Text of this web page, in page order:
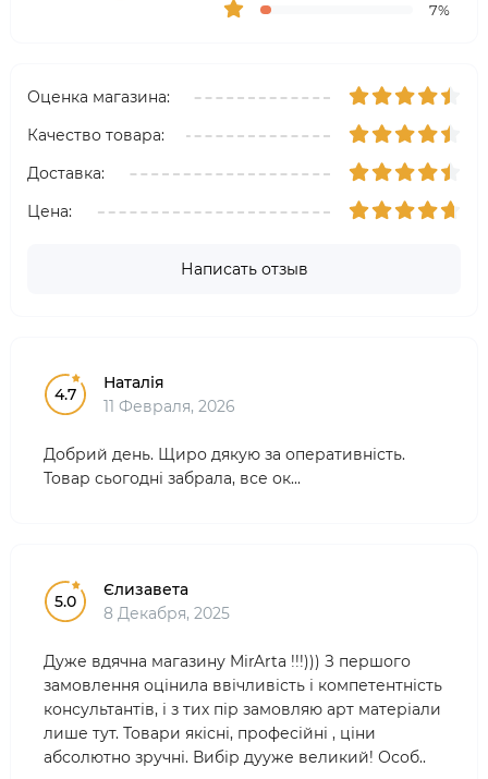
7%
Оценка магазина:
Качество товара:
Доставка:
Цена:
Написать отзыв
4.7
Наталія
11 Февраля, 2026
Добрий день. Щиро дякую за оперативність.
Товар сьогодні забрала, все ок...
5.0
Єлизавета
8 Декабря, 2025
Дуже вдячна магазину MirArta !!!))) З першого
замовлення оцінила ввічливість і компетентність
консультантів, і з тих пір замовляю арт матеріали
лише тут. Товари якісні, професійні , ціни
абсолютно зручні. Вибір дууже великий! Особ..